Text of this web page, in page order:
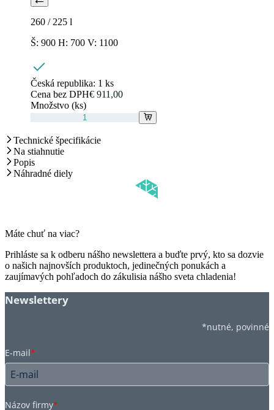
260 / 225 l
Š: 900 H: 700 V: 1100
Česká republika: 1 ks
Cena bez DPH€ 911,00
Množstvo (ks)
Technické špecifikácie
Na stiahnutie
Popis
Náhradné diely
Máte chuť na viac?
Prihláste sa k odberu nášho newslettera a buďte prvý, kto sa dozvie
o našich najnovších produktoch, jedinečných ponukách a
zaujímavých pohľadoch do zákulisia nášho sveta chladenia!
Newslettery
*nutné, povinné
E-mail*
Názov firmy*